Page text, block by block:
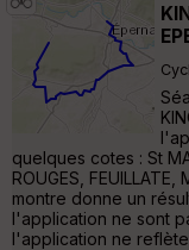
quelques cotes : St
ROUGES,
montre donne un
l'application ne sont
l'application ne